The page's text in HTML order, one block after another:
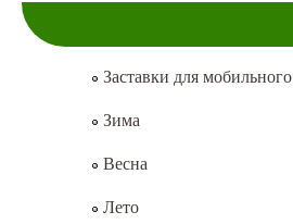
Заставки для мобильного
Зима
Весна
Лето